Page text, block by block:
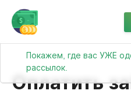
Покажем, где вас УЖЕ
рассылок.
Оплатить